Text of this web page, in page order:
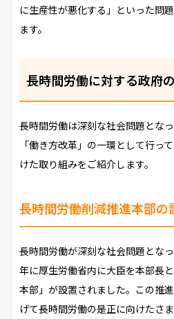
に生産性が悪化する」といった問
ます。
長時間労働に対する政府
長時間労働は深刻な社会問題とな
「働き方改革」の一環として行っ
けた取り組みをご紹介します。
長時間労働削減推進本部の
長時間労働が深刻な社会問題とな
年に厚生労働省内に大臣を本部長
本部」が設置されました。この推
げて長時間労働の是正に向けたさ